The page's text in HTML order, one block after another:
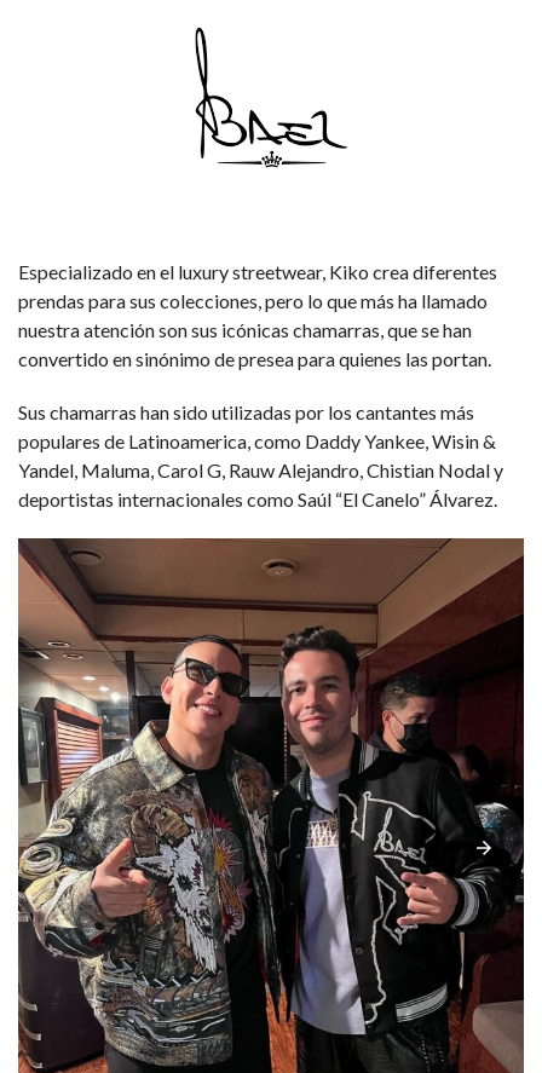
Especializado en el luxury streetwear, Kiko crea diferentes
prendas para sus colecciones, pero lo que más ha llamado
nuestra atención son sus icónicas chamarras, que se han
convertido en sinónimo de presea para quienes las portan.
Sus chamarras han sido utilizadas por los cantantes más
populares de Latinoamerica, como Daddy Yankee, Wisin &
Yandel, Maluma, Carol G, Rauw Alejandro, Chistian Nodal y
deportistas internacionales como Saúl “El Canelo” Álvarez.